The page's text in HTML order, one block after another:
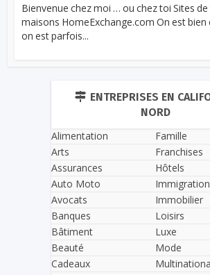
Bienvenue chez moi … ou chez toi Sites
maisons HomeExchange.com On est bien
on est parfois...
ENTREPRISES EN
NORD
Alimentation
Arts
Assurances
Auto Moto
Avocats
Banques
Bâtiment
Beauté
Cadeaux
Famille
Franchises
Hôtels
Immigration
Immobilier
Loisirs
Luxe
Mode